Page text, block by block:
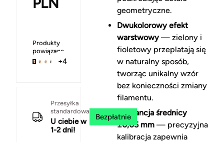
Produkty
powiązane
+4
Przesyłka
standardowa
U ciebie w
1-2 dni!
Bezpłatnie
geometryczne.
Dwukolorowy efekt
warstwowy— zielony i
fioletowy przeplatają się
w naturalny sposób,
tworząc unikalny wzór
bez konieczności zmiany
filamentu.
Tolerancja średnicy
±0,05 mm— precyzyjna
kalibracja zapewnia